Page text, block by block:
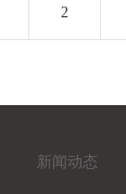
2
新闻动态